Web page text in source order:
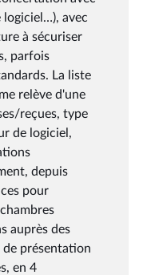
logiciel…), avec
à sécuriser
parfois
La liste
relève d'une
reçues, type
de logiciel,
depuis
pour
auprès des
présentation
en 4